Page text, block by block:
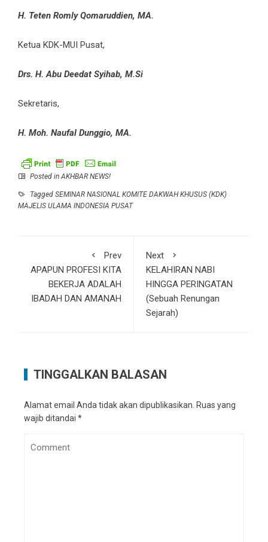
H. Teten Romly Qomaruddien, MA.
Ketua KDK-MUI Pusat,
Drs. H. Abu Deedat Syihab, M.Si
Sekretaris,
H. Moh. Naufal Dunggio, MA.
Posted in AKHBAR NEWS!
Tagged SEMINAR NASIONAL KOMITE DAKWAH KHUSUS (KDK)
MAJELIS ULAMA INDONESIA PUSAT
Prev
APAPUN PROFESI KITA
BEKERJA ADALAH
IBADAH DAN AMANAH
Next
KELAHIRAN NABI
HINGGA PERINGATAN
(Sebuah Renungan
Sejarah)
TINGGALKAN BALASAN
Alamat email Anda tidak akan dipublikasikan. Ruas yang
wajib ditandai *